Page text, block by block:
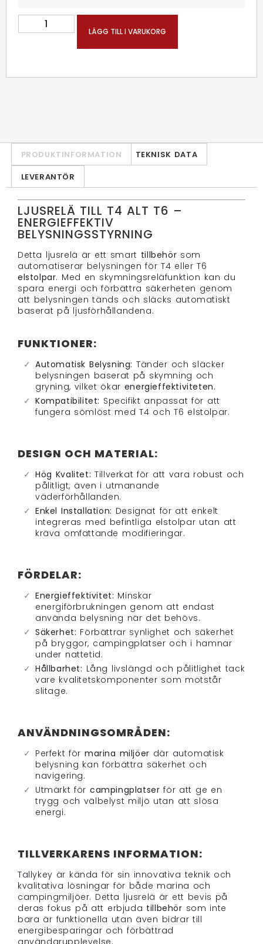
LÄGG TILL I VARUKORG
PRODUKTINFORMATION
TEKNISK DATA
LEVERANTÖR
LJUSRELÄ TILL T4 ALT T6 –
ENERGIEFFEKTIV
BELYSNINGSSTYRNING
Detta ljusrelä är ett smart tillbehör som
automatiserar belysningen för T4 eller T6
elstolpar. Med en skymningsreläfunktion kan du
spara energi och förbättra säkerheten genom
att belysningen tänds och släcks automatiskt
baserat på ljusförhållandena.
FUNKTIONER:
Automatisk Belysning: Tänder och släcker
belysningen baserat på skymning och
gryning, vilket ökar energieffektiviteten.
Kompatibilitet: Specifikt anpassat för att
fungera sömlöst med T4 och T6 elstolpar.
DESIGN OCH MATERIAL:
Hög Kvalitet: Tillverkat för att vara robust och
pålitligt, även i utmanande
väderförhållanden.
Enkel Installation: Designat för att enkelt
integreras med befintliga elstolpar utan att
kräva omfattande modifieringar.
FÖRDELAR:
Energieffektivitet: Minskar
energiförbrukningen genom att endast
använda belysning när det behövs.
Säkerhet: Förbättrar synlighet och säkerhet
på bryggor, campingplatser och i hamnar
under nattetid.
Hållbarhet: Lång livslängd och pålitlighet tack
vare kvalitetskomponenter som motstår
slitage.
ANVÄNDNINGSOMRÅDEN:
Perfekt för marina miljöer där automatisk
belysning kan förbättra säkerhet och
navigering.
Utmärkt för campingplatser för att ge en
trygg och välbelyst miljö utan att slösa
energi.
TILLVERKARENS INFORMATION:
Tallykey är kända för sin innovativa teknik och
kvalitativa lösningar för både marina och
campingmiljöer. Detta ljusrelä är ett bevis på
deras fokus på att erbjuda tillbehör som inte
bara är funktionella utan även bidrar till
energibesparingar och förbättrad
användarupplevelse.